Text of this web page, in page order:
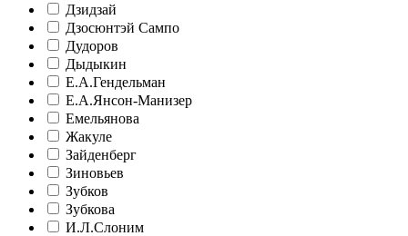
Дзидзай
Дзосюнтэй Сампо
Дудоров
Дыдыкин
Е.А.Гендельман
Е.А.Янсон-Манизер
Емельянова
Жакуле
Зайденберг
Зиновьев
Зубков
Зубкова
И.Л.Слоним